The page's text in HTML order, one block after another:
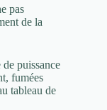
pas
de la
puissance
fumées
tableau de